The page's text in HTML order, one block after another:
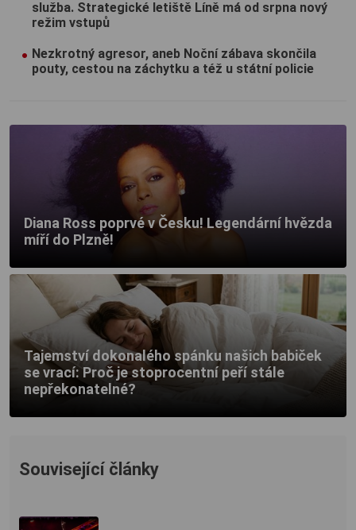
služba. Strategické letiště Líně má od srpna nový
režim vstupů
Nezkrotný agresor, aneb Noční zábava skončila
pouty, cestou na záchytku a též u státní policie
Diana Ross poprvé v Česku! Legendární hvězda
míří do Plzně!
Tajemství dokonalého spánku našich babiček
se vrací: Proč je stoprocentní peří stále
nepřekonatelné?
Související články